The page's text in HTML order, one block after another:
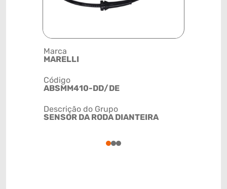
Marca
MARELLI
Código
ABSMM410-DD/DE
Descrição do Grupo
SENSOR DA RODA DIANTEIRA
123